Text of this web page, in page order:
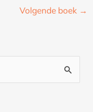
Volgende boek →